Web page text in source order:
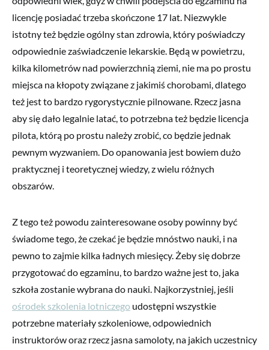
licencję posiadać trzeba skończone 17 lat. Niezwykle
istotny też będzie ogólny stan zdrowia, który poświadczy
odpowiednie zaświadczenie lekarskie. Będą w powietrzu,
kilka kilometrów nad powierzchnią ziemi, nie ma po prostu
miejsca na kłopoty związane z jakimiś chorobami, dlatego
też jest to bardzo rygorystycznie pilnowane. Rzecz jasna
aby się dało legalnie latać, to potrzebna też będzie licencja
pilota, którą po prostu należy zrobić, co będzie jednak
pewnym wyzwaniem. Do opanowania jest bowiem dużo
praktycznej i teoretycznej wiedzy, z wielu różnych
obszarów.
Z tego też powodu zainteresowane osoby powinny być
świadome tego, że czekać je będzie mnóstwo nauki, i na
pewno to zajmie kilka ładnych miesięcy. Żeby się dobrze
przygotować do egzaminu, to bardzo ważne jest to, jaka
szkoła zostanie wybrana do nauki. Najkorzystniej, jeśli
ośrodek szkolenia lotniczego udostępni wszystkie
potrzebne materiały szkoleniowe, odpowiednich
instruktorów oraz rzecz jasna samoloty, na jakich uczestnicy